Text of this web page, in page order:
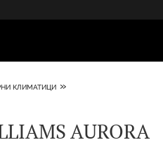
КЛИМАТИЦИ »
AURORA